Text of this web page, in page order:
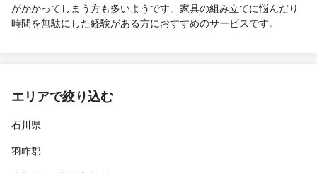
がかかってしまう方も多いようです。家具の組み立てに悩んだり
時間を無駄にした経験がある方におすすめのサービスです。
エリアで絞り込む
石川県
羽咋郡